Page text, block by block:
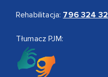
Rehabilitacja: 796 324
Tłumacz PJM: